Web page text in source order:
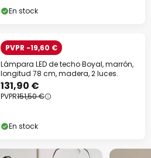
En stock
PVPR -19,60 €
Lámpara LED de techo Boyal, marrón,
longitud 78 cm, madera, 2 luces.
131,90 €
PVPR151,50 €
En stock